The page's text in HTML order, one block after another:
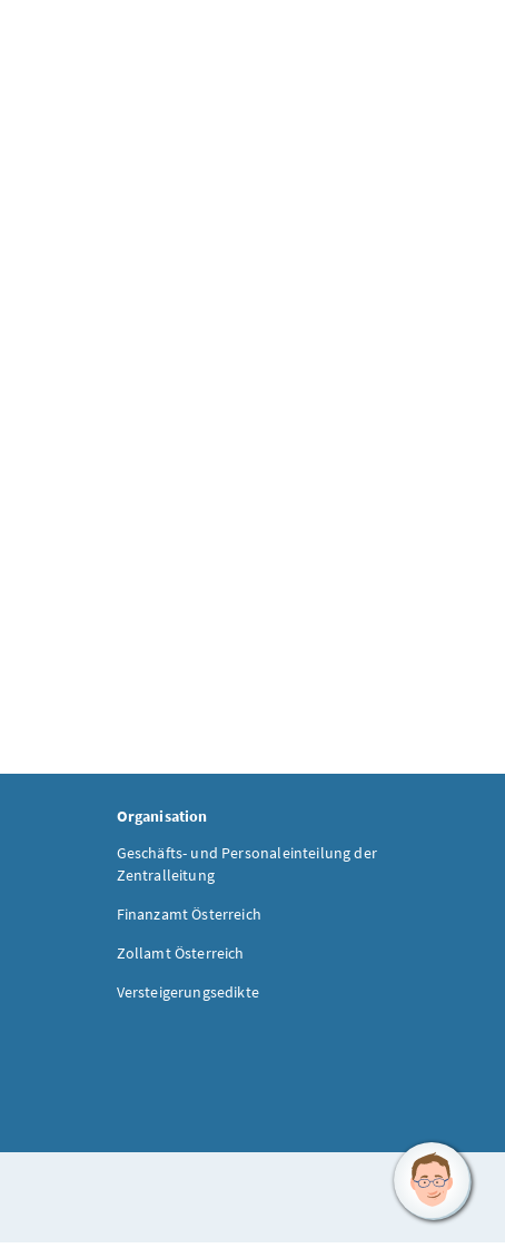
Organisation
Geschäfts- und Personaleinteilung der
Zentralleitung
Finanzamt Österreich
Zollamt Österreich
Versteigerungsedikte